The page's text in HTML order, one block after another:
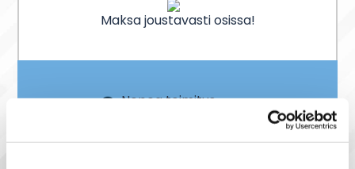
Maksa joustavasti osissa!
Nopea toimitus
Joustavat maksutavat